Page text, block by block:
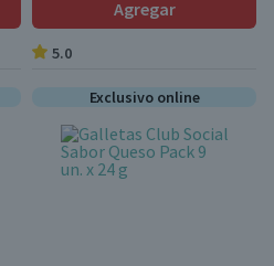
Agregar
5.0
Exclusivo online